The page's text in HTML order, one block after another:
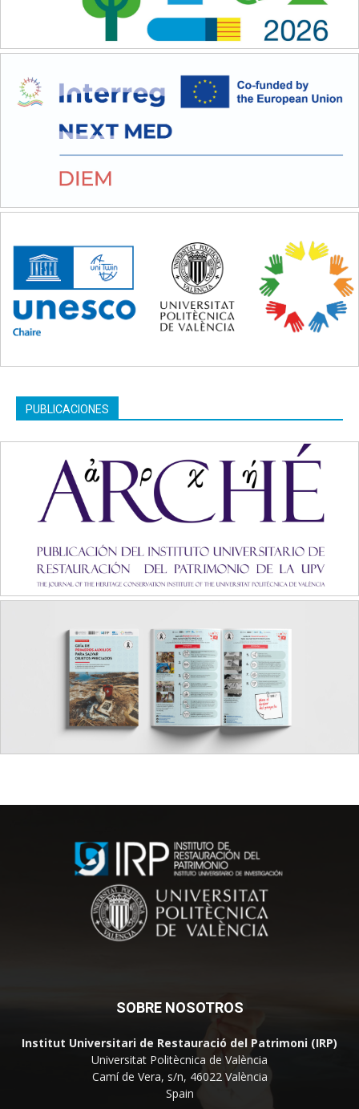
PUBLICACIONES
SOBRE NOSOTROS
Institut Universitari de Restauració del Patrimoni (IRP)
Universitat Politècnica de València
Camí de Vera, s/n, 46022 València
Spain